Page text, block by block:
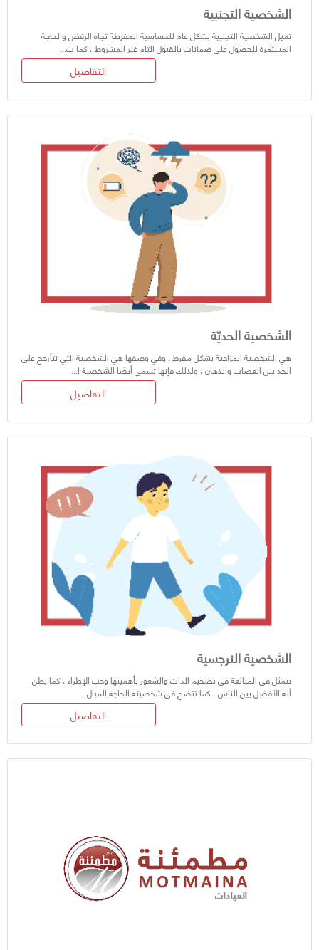
الشخصية التجنبية
تميل الشخصية التجنبية بشكل عام للحساسية المفرطة تجاه الرفض والحاجة
المستمرة للحصول على ضمانات بالقبول التام غير المشروط ، كما ت...
التفاصيل
الشخصية الحديّة
هي الشخصية المزاجية بشكل مفرط . وفي وصفها هي الشخصية التي تتأرجح على
الحد بين العصاب والذهان ، ولذلك فإنها تسمى أيضًا الشخصية ا...
التفاصيل
الشخصية النرجسية
تتمثل في المبالغة في تضخيم الذات والشعور بأهميتها وحب الإطراء ، كما يظن
أنه الأفضل بين الناس ، كما تتضح فى شخصيته الحاجة المبال...
التفاصيل